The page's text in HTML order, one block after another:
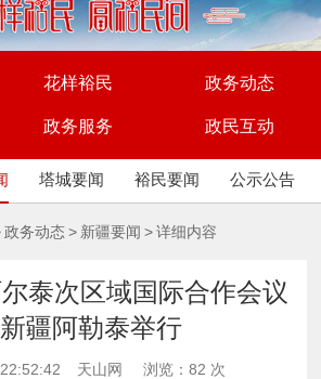
花样裕民 政务动态
政务服务 政民互动
塔城要闻 裕民要闻 公示公告
政务动态 > 新疆要闻 > 详细内容
泰次区域国际合作会议
疆阿勒泰举行
天山网 浏览： 82 次